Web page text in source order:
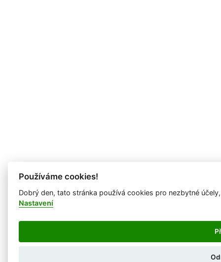
Používáme cookies!
Dobrý den, tato stránka používá cookies pro nezbytné
Nastavení